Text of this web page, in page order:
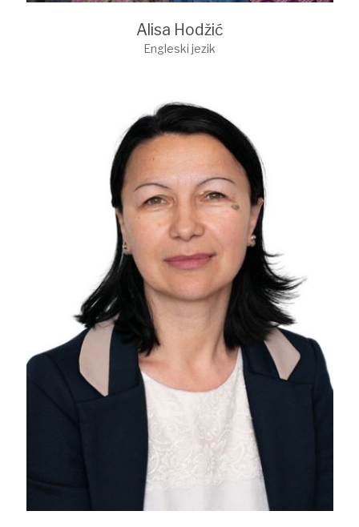
Alisa Hodžić
Engleski jezik